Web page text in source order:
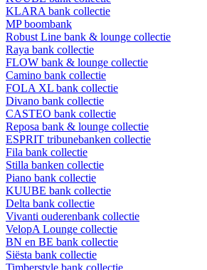
KLARA bank collectie
MP boombank
Robust Line bank & lounge collectie
Raya bank collectie
FLOW bank & lounge collectie
Camino bank collectie
FOLA XL bank collectie
Divano bank collectie
CASTEO bank collectie
Reposa bank & lounge collectie
ESPRIT tribunebanken collectie
Fila bank collectie
Stilla banken collectie
Piano bank collectie
KUUBE bank collectie
Delta bank collectie
Vivanti ouderenbank collectie
VelopA Lounge collectie
BN en BE bank collectie
Siësta bank collectie
Timberstyle bank collectie